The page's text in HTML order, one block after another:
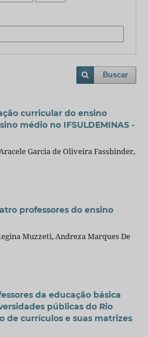
Buscar
curricular do ensino
médio no IFSULDEMINAS -
Garcia de Oliveira Fassbinder,
professores do ensino
Muzzeti, Andreza Marques De
da educação básica
públicas do Rio
de currículos e suas matrizes